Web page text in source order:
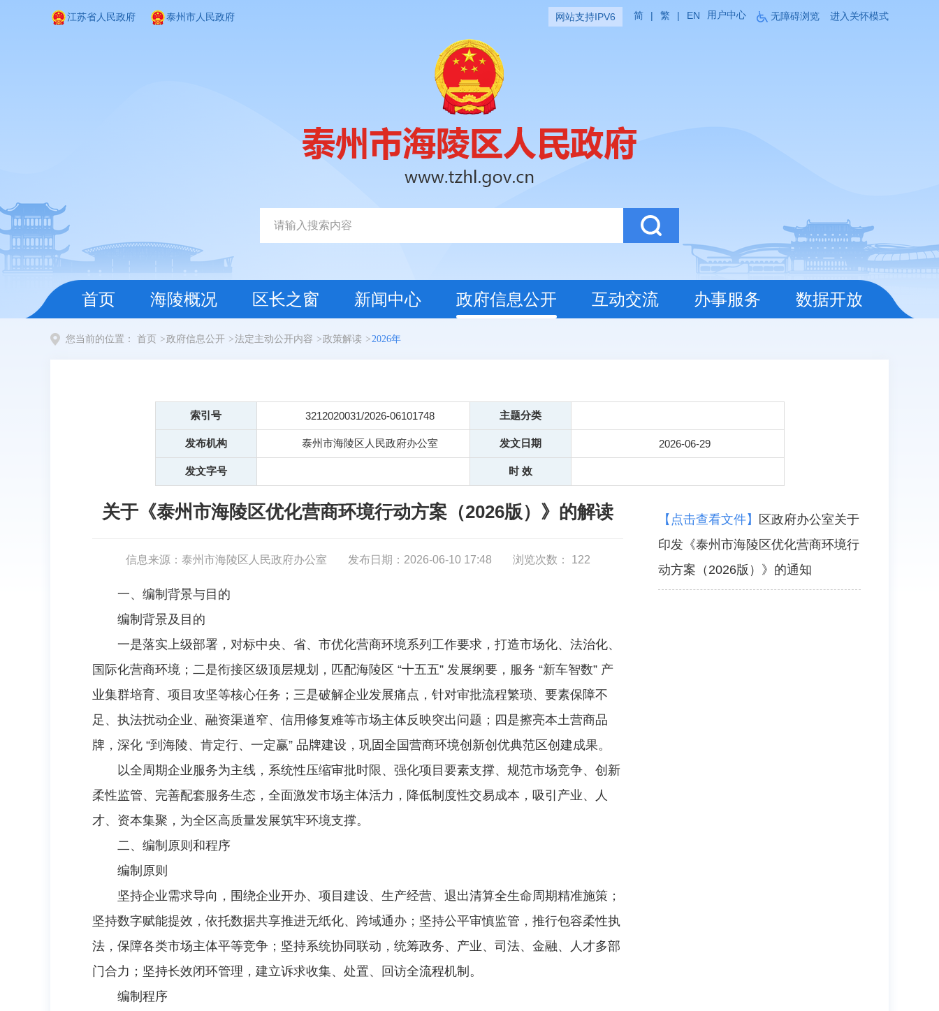
江苏省人民政府 泰州市人民政府 网站支持IPV6 简 | 繁 | EN 用户中心 无障碍浏览 进入关怀模式
首页 海陵概况 区长之窗 新闻中心 政府信息公开 互动交流 办事服务 数据开放
您当前的位置： 首页 >政府信息公开 >法定主动公开内容 >政策解读 >2026年
索引号 3212020031/2026-06101748 主题分类
发布机构 泰州市海陵区人民政府办公室 发文日期 2026-06-29
发文字号 时 效
关于《泰州市海陵区优化营商环境行动方案（2026版）》的解读
信息来源：泰州市海陵区人民政府办公室 发布日期：2026-06-10 17:48 浏览次数： 122
一、编制背景与目的
编制背景及目的
一是落实上级部署，对标中央、省、市优化营商环境系列工作要求，打造市场化、法治化、
国际化营商环境；二是衔接区级顶层规划，匹配海陵区 “十五五” 发展纲要，服务 “新车智数” 产
业集群培育、项目攻坚等核心任务；三是破解企业发展痛点，针对审批流程繁琐、要素保障不
足、执法扰动企业、融资渠道窄、信用修复难等市场主体反映突出问题；四是擦亮本土营商品
牌，深化 “到海陵、肯定行、一定赢” 品牌建设，巩固全国营商环境创新创优典范区创建成果。
以全周期企业服务为主线，系统性压缩审批时限、强化项目要素支撑、规范市场竞争、创新
柔性监管、完善配套服务生态，全面激发市场主体活力，降低制度性交易成本，吸引产业、人
才、资本集聚，为全区高质量发展筑牢环境支撑。
二、编制原则和程序
编制原则
坚持企业需求导向，围绕企业开办、项目建设、生产经营、退出清算全生命周期精准施策；
坚持数字赋能提效，依托数据共享推进无纸化、跨域通办；坚持公平审慎监管，推行包容柔性执
法，保障各类市场主体平等竞争；坚持系统协同联动，统筹政务、产业、司法、金融、人才多部
门合力；坚持长效闭环管理，建立诉求收集、处置、回访全流程机制。
编制程序
【点击查看文件】
区政府办公室关于
印发《泰州市海陵区优化营商环境行
动方案（2026版）》的通知